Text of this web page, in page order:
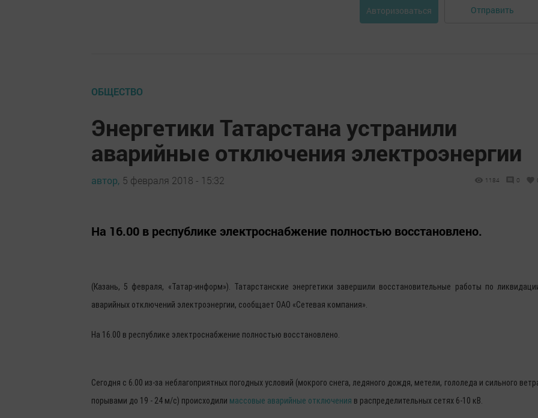
Авторизоваться Отправить
ОБЩЕСТВО
Энергетики Татарстана устранили
аварийные отключения электроэнергии
автор, 5 февраля 2018 - 15:32 1184 0
На 16.00 в республике электроснабжение полностью восстановлено.
(Казань, 5 февраля, «Татар-информ»). Татарстанские энергетики завершили восстановительные работы по
аварийных отключений электроэнергии, сообщает ОАО «Сетевая компания».
На 16.00 в республике электроснабжение полностью восстановлено.
Сегодня с 6.00 из-за неблагоприятных погодных условий (мокрого снега, ледяного дождя, метели, гололеда и сильного
порывами до 19 - 24 м/с) происходили массовые аварийные отключения в распределительных сетях 6-10 кВ.